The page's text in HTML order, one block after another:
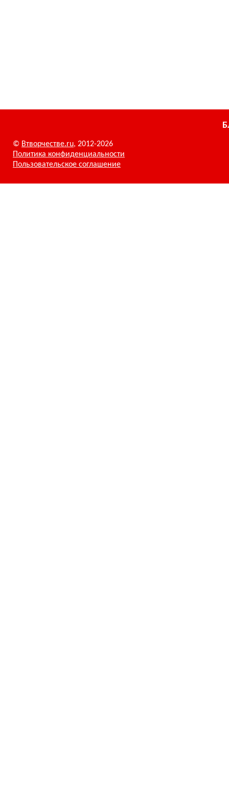
© Втворчестве.ru, 2012-2026
Политика конфиденциальности
Пользовательское соглашение